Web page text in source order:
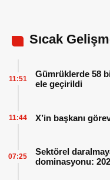
Sıcak
Gümrüklerde 58
ele geçirildi
11:51
X’in başkanı
11:44
Sektörel
dominasyonu:
07:25